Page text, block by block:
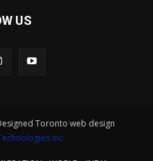
US
Toronto web design
inc